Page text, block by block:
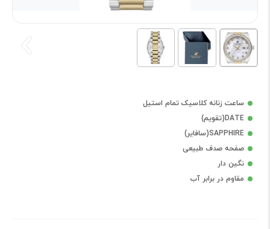
ساعت زنانه کلاسیک تمام استیل
DATE(تقویم)
SAPPHIRE(سافایر)
صفحه صدف طبیعی
نگین دار
مقاوم در برابر آب